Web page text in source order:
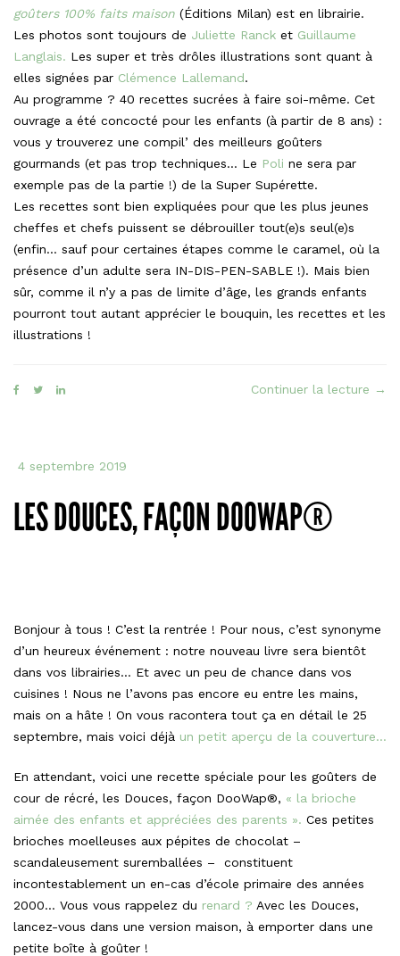
goûters 100% faits maison (Éditions Milan) est en librairie.
Les photos sont toujours de Juliette Ranck et Guillaume
Langlais. Les super et très drôles illustrations sont quant à
elles signées par Clémence Lallemand.
Au programme ? 40 recettes sucrées à faire soi-même. Cet
ouvrage a été concocté pour les enfants (à partir de 8 ans) :
vous y trouverez une compil’ des meilleurs goûters
gourmands (et pas trop techniques… Le Poli ne sera par
exemple pas de la partie !) de la Super Supérette.
Les recettes sont bien expliquées pour que les plus jeunes
cheffes et chefs puissent se débrouiller tout(e)s seul(e)s
(enfin… sauf pour certaines étapes comme le caramel, où la
présence d’un adulte sera IN-DIS-PEN-SABLE !). Mais bien
sûr, comme il n’y a pas de limite d’âge, les grands enfants
pourront tout autant apprécier le bouquin, les recettes et les
illustrations !
Continuer la lecture «
→
4 septembre 2019
LES DOUCES, FAÇON DOOWAP®
Bonjour à tous ! C’est la rentrée ! Pour nous, c’est synonyme
d’un heureux événement : notre nouveau livre sera bientôt
dans vos librairies… Et avec un peu de chance dans vos
cuisines ! Nous ne l’avons pas encore eu entre les mains,
mais on a hâte ! On vous racontera tout ça en détail le 25
septembre, mais voici déjà un petit aperçu de la couverture…
En attendant, voici une recette spéciale pour les goûters de
cour de récré, les Douces, façon DooWap®, « la brioche
aimée des enfants et appréciées des parents ». Ces petites
brioches moelleuses aux pépites de chocolat –
scandaleusement suremballées – constituent
incontestablement un en-cas d’école primaire des années
2000… Vous vous rappelez du renard ? Avec les Douces,
lancez-vous dans une version maison, à emporter dans une
petite boîte à goûter !